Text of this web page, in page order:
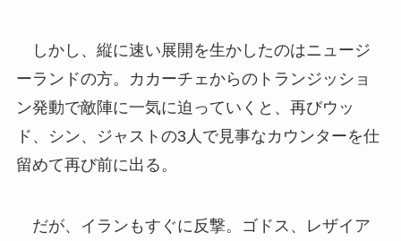
しかし、縦に速い展開を生かしたのはニュージ
ーランドの方。カカーチェからのトランジッショ
ン発動で敵陣に一気に迫っていくと、再びウッ
ド、シン、ジャストの3人で見事なカウンターを仕
留めて再び前に出る。
だが、イランもすぐに反撃。ゴドス、レザイア